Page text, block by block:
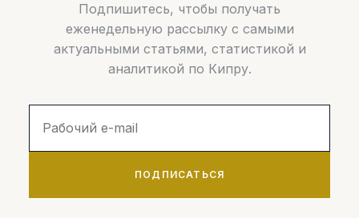
Подпишитесь, чтобы получать
еженедельную рассылку с самыми
актуальными статьями, статистикой и
аналитикой по Кипру.
ПОДПИСАТЬСЯ